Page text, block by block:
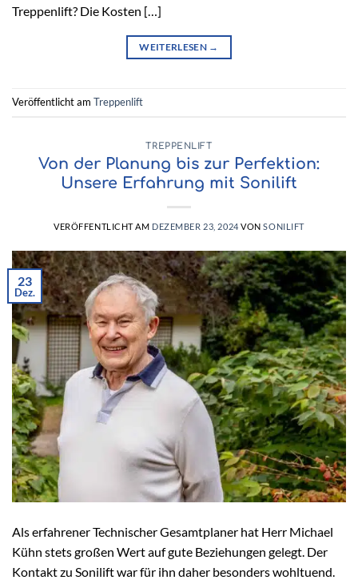
Treppenlift? Die Kosten […]
WEITERLESEN →
Veröffentlicht am Treppenlift
TREPPENLIFT
Von der Planung bis zur Perfektion:
Unsere Erfahrung mit Sonilift
VERÖFFENTLICHT AM DEZEMBER 23, 2024VONSONILIFT
23
Dez.
Als erfahrener Technischer Gesamtplaner hat Herr Michael
Kühn stets großen Wert auf gute Beziehungen gelegt. Der
Kontakt zu Sonilift war für ihn daher besonders wohltuend.